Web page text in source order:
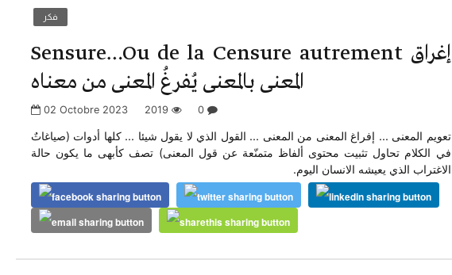
فكر
Sensure…Ou de la Censure autrement إغراق
المعنى بالمعنى يُفرغُ المعنى من معناه
02 Octobre 2023 2019 0
تعويم المعنى ... إفراغ المعنى من المعنى ... القول الذي لا يقول شيئا ... كلها أدوات (صياغاتٌ
في الكلام تحاول تثبيت محتوى ألفاظ متمنّعة عن قول المعنى) تصف كأبهى ما يكون حالة
الاغتراب الذي يعيشه الانسان اليوم.